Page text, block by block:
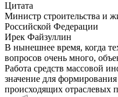
Цитата
Министр строительства и
Российской Федерации
Ирек Файзуллин
В нынешнее время, когда
вопросов очень много,
Работа средств массовой
значение для
происходящих отраслевых